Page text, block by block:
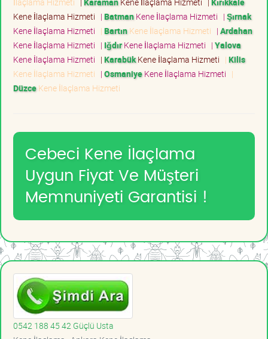
Kene İlaçlama Hizmeti | BatmanKene İlaçlama Hizmeti | Şırnak
Kene İlaçlama Hizmeti | BartınKene İlaçlama Hizmeti | Ardahan
Kene İlaçlama Hizmeti | IğdırKene İlaçlama Hizmeti | Yalova
Kene İlaçlama Hizmeti | KarabükKene İlaçlama Hizmeti | Kilis
Kene İlaçlama Hizmeti | OsmaniyeKene İlaçlama Hizmeti |
DüzceKene İlaçlama Hizmeti
Cebeci Kene İlaçlama
Uygun Fiyat Ve Müşteri
Memnuniyeti Garantisi !
0542 188 45 42 Güçlü Usta